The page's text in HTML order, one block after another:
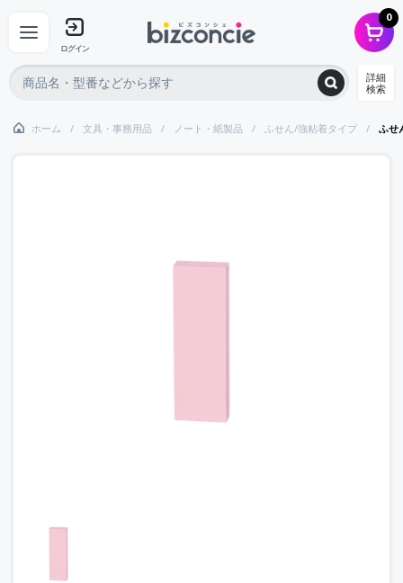
ログイン
0
詳細
検索
ホーム 文具・事務用品 ノート・紙製品 ふせん/強粘着タイプ ふせ